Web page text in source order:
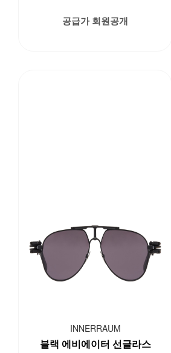
공급가 회원공개
INNERRAUM
블랙 에비에이터 선글라스